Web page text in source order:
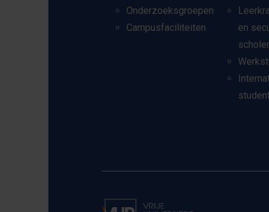
Onderzoeksgroepen
Campusfaciliteiten
en